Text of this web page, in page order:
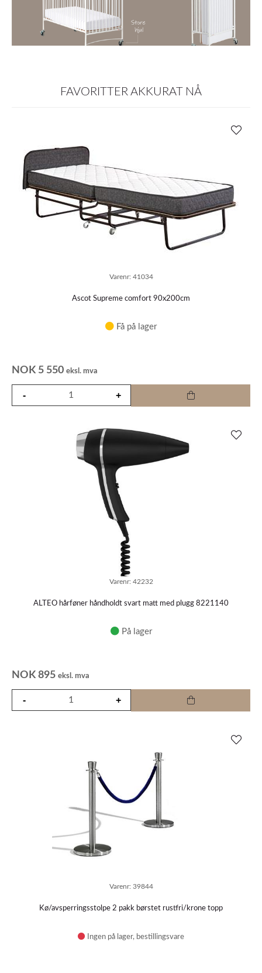
FAVORITTER AKKURAT NÅ
Varenr: 41034
Ascot Supreme comfort 90x200cm
Få på lager
NOK 5 550 eksl. mva
Varenr: 42232
ALTEO hårføner håndholdt svart matt med plugg 8221140
På lager
NOK 895 eksl. mva
Varenr: 39844
Kø/avsperringsstolpe 2 pakk børstet rustfri/krone topp
Ingen på lager